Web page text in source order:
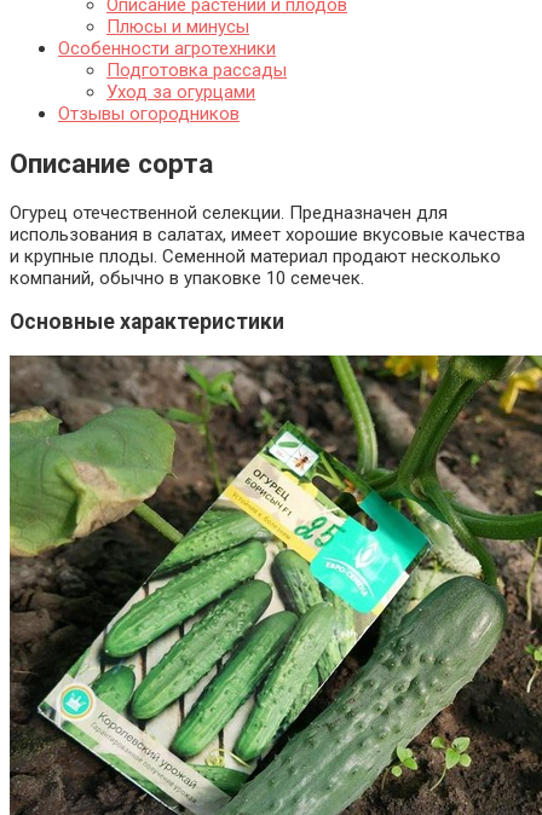
Описание растений и плодов
Плюсы и минусы
Особенности агротехники
Подготовка рассады
Уход за огурцами
Отзывы огородников
Описание сорта
Огурец отечественной селекции. Предназначен для
использования в салатах, имеет хорошие вкусовые качества
и крупные плоды. Семенной материал продают несколько
компаний, обычно в упаковке 10 семечек.
Основные характеристики